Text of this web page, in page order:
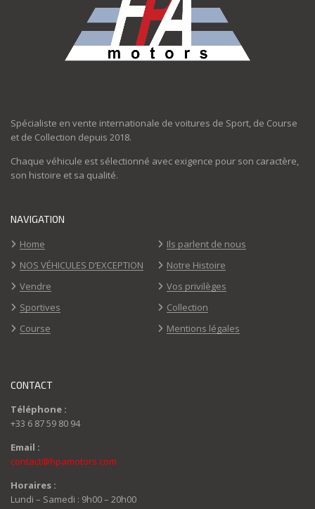
Spécialiste en vente internationale de voitures de Sport, de Course
et de Collection depuis 2018.
Chaque véhicule est sélectionné avec exigence pour son caractère,
son histoire et sa qualité.
NAVIGATION
Home
Ils parlent de nous
NOS VÉHICULES D’EXCEPTION
Notre Histoire
Vendre
Vos privilèges
Sportives
Collection
Course
Mentions légales
CONTACT
Téléphone :
+33 6 87 59 80 94
Email :
contact@hpamotors.com
Horaires :
Lundi – Samedi : 9h00 – 20h00